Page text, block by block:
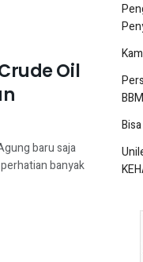
Oil
baru saja
banyak